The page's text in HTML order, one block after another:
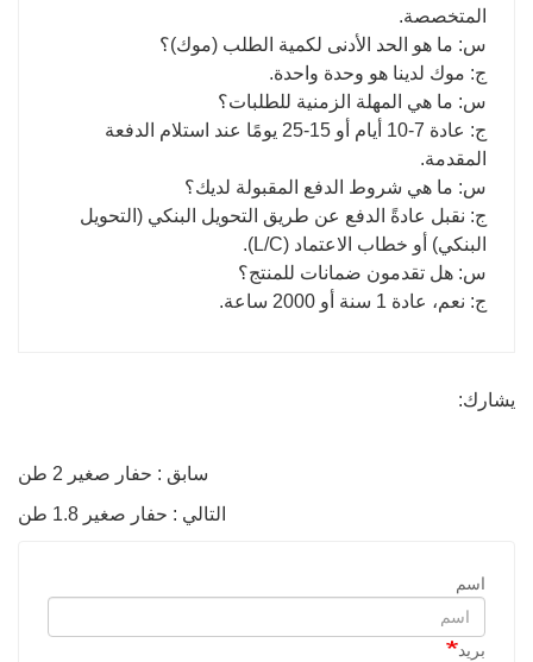
المتخصصة.
س: ما هو الحد الأدنى لكمية الطلب (موك)؟
ج: موك لدينا هو وحدة واحدة.
س: ما هي المهلة الزمنية للطلبات؟
ج: عادة 7-10 أيام أو 15-25 يومًا عند استلام الدفعة
المقدمة.
س: ما هي شروط الدفع المقبولة لديك؟
ج: نقبل عادةً الدفع عن طريق التحويل البنكي (التحويل
البنكي) أو خطاب الاعتماد (L/C).
س: هل تقدمون ضمانات للمنتج؟
ج: نعم، عادة 1 سنة أو 2000 ساعة.
يشارك:
سابق : حفار صغير 2 طن
التالي : حفار صغير 1.8 طن
اسم
بريد